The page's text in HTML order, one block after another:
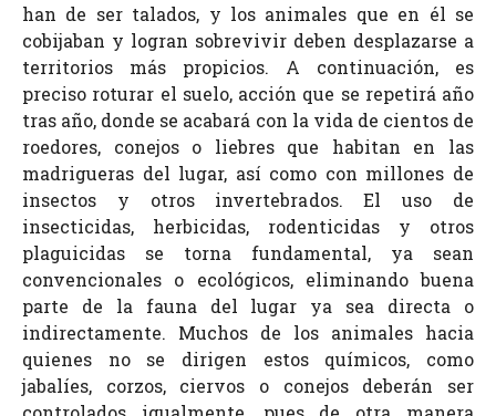
han de ser talados, y los animales que en él se
cobijaban y logran sobrevivir deben desplazarse a
territorios más propicios. A continuación, es
preciso roturar el suelo, acción que se repetirá año
tras año, donde se acabará con la vida de cientos de
roedores, conejos o liebres que habitan en las
madrigueras del lugar, así como con millones de
insectos y otros invertebrados. El uso de
insecticidas, herbicidas, rodenticidas y otros
plaguicidas se torna fundamental, ya sean
convencionales o ecológicos, eliminando buena
parte de la fauna del lugar ya sea directa o
indirectamente. Muchos de los animales hacia
quienes no se dirigen estos químicos, como
jabalíes, corzos, ciervos o conejos deberán ser